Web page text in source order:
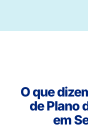
O que
de Plano
em